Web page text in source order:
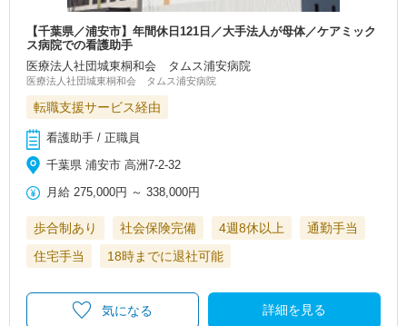
【千葉県／浦安市】年間休日121日／大手法人が母体／ケアミック
ス病院での看護助手
医療法人社団城東桐和会 タムス浦安病院
医療法人社団城東桐和会 タムス浦安病院
転職支援サービス経由
看護助手 / 正職員
千葉県 浦安市 高洲7-2-32
月給 275,000円 ～338,000円
歩合制あり 社会保険完備 4週8休以上
通勤手当
住宅手当
18時までに退社可能
詳細を見る
気になる